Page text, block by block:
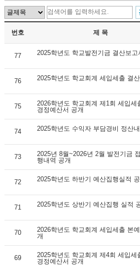
번호 제 목
77 2025학년도 학교발전기금 결산보고
76 2025학년도 학교회계 세입세출 결
75
2026학년도 학교회계 제1회 세입세
경정예산서 공개
74 2025학년도 수익자 부담경비 정산
73
2025년 8월~2026년 2월 발전기금
행내역 공개
72 2025학년도 하반기 예산집행실적
71 2025학년도 상반기 예산집행 실적
70
2026학년도 학교회계 세입세출 본
개
69
2025학년도 학교회계 제4회 세입세출 추가
경정예산서 공개